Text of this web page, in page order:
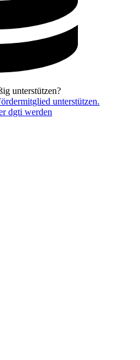
unterstützen?
unterstützen.
dgti werden